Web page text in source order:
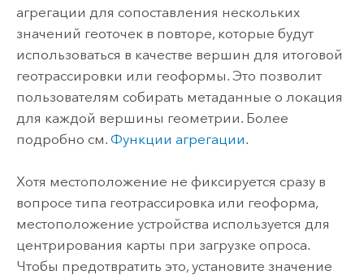
агрегации для сопоставления нескольких
значений геоточек в повторе, которые будут
использоваться в качестве вершин для итоговой
геотрассировки или геоформы. Это позволит
пользователям собирать метаданные о локация
для каждой вершины геометрии. Более
подробно см. Функции агрегации.
Хотя местоположение не фиксируется сразу в
вопросе типа геотрассировка или геоформа,
местоположение устройства используется для
центрирования карты при загрузке опроса.
Чтобы предотвратить это, установите значение